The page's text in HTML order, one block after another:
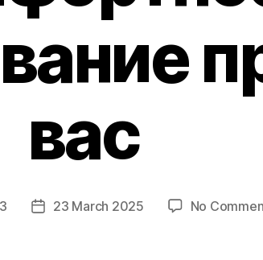
вас
Post23 March 2025 No